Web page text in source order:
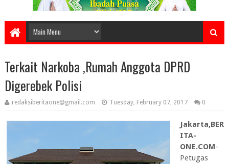
Terkait Narkoba ,Rumah Anggota DPRD
Digerebek Polisi
redaksiberitaone@gmail.com Tuesday, February 07, 2017 0
Jakarta,BER
ITA-
ONE.COM-
Petugas